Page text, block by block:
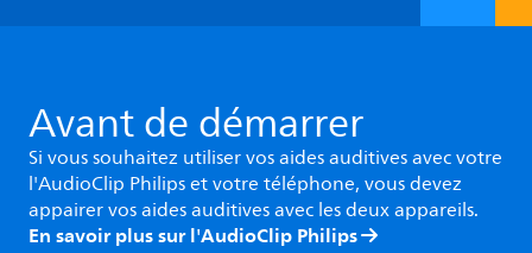
Avant de démarrer
Si vous souhaitez utiliser vos aides auditives avec votre
l'AudioClip Philips et votre téléphone, vous devez
appairer vos aides auditives avec les deux appareils.
En savoir plus sur l'AudioClip Philips